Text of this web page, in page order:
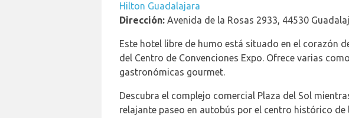
Hilton Guadalajara
Dirección: Avenida de la Rosas 2933, 44530
Este hotel libre de humo está situado en el corazón
del Centro de Convenciones Expo. Ofrece varias
gastronómicas gourmet.
Descubra el complejo comercial Plaza del Sol
relajante paseo en autobús por el centro histórico